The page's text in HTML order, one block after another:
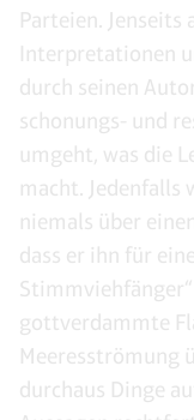
Parteien. Jenseits
Interpretationen
durch seinen
schonungs- und
umgeht, was die
macht. Jedenfalls
niemals über
dass er ihn für
gottverdammte
Meeresströmung
durchaus Dinge